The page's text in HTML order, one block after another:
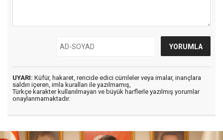
UYARI: Küfür, hakaret, rencide edici cümleler veya imalar, inançlara
saldırı içeren, imla kuralları ile yazılmamış,
Türkçe karakter kullanılmayan ve büyük harflerle yazılmış yorumlar
onaylanmamaktadır.